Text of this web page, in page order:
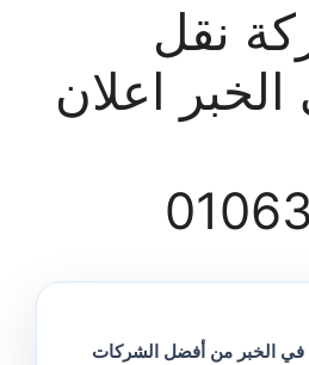
نقل
اعلان
الخبر من أفضل الشركات